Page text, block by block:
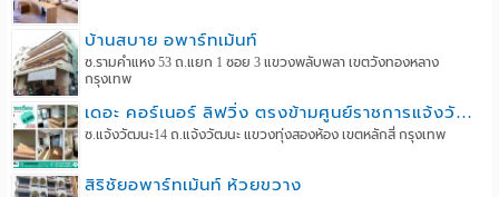
บ้านสบาย อพาร์ทเม้นท์
ซ.รามคำแหง 53 ถ.แยก 1 ซอย 3 แขวงพลับพลา เขตวังทองหลาง
กรุงเทพ
เดอะ คอร์เนอร์ ลิฟวิ่ง ตรงข้ามศูนย์ราชการแจ้งวัฒนะ
ซ.แจ้งวัฒนะ14 ถ.แจ้งวัฒนะ แขวงทุ่งสองห้อง เขตหลักสี่ กรุงเทพ
สิริชัยอพาร์ทเม้นท์ ห้วยขวาง